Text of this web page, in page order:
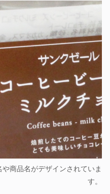
商品名がデザインされていま
す。